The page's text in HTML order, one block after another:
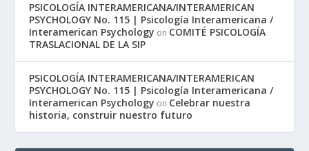
PSICOLOGÍA INTERAMERICANA/INTERAMERICAN
PSYCHOLOGY No. 115 | Psicología Interamericana /
Interamerican Psychology on COMITÉ PSICOLOGÍA
TRASLACIONAL DE LA SIP
PSICOLOGÍA INTERAMERICANA/INTERAMERICAN
PSYCHOLOGY No. 115 | Psicología Interamericana /
Interamerican Psychology on Celebrar nuestra
historia, construir nuestro futuro